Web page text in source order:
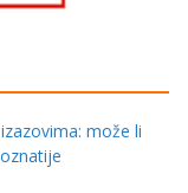
može li